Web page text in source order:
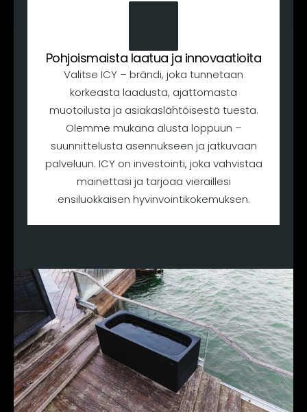
Pohjoismaista laatua ja innovaatioita
Valitse ICY – brändi, joka tunnetaan
korkeasta laadusta, ajattomasta
muotoilusta ja asiakaslähtöisestä tuesta.
Olemme mukana alusta loppuun –
suunnittelusta asennukseen ja jatkuvaan
palveluun. ICY on investointi, joka vahvistaa
mainettasi ja tarjoaa vieraillesi
ensiluokkaisen hyvinvointikokemuksen.